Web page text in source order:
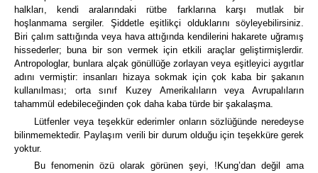
halkları, kendi aralarındaki rütbe farklarına karşı mutlak bir
hoşlanmama sergiler.
Şiddetle eşitlikçi olduklarını söyleyebilirsiniz.
Biri çalım sattığında veya hava attığında kendilerini hakarete uğramış
hissederler; buna bir son vermek için etkili araçlar geliştirmişlerdir.
Antropologlar, bunlara alçak gönüllüğe zorlayan veya eşitleyici aygıtlar
adını vermiştir: insanları hizaya sokmak için çok kaba bir şakanın
kullanılması; orta sınıf Kuzey Amerikalıların veya Avrupalıların
tahammül edebileceğinden çok daha kaba türde bir şakalaşma.
Lütfenler veya teşekkür ederimler onların sözlüğünde neredeyse
bilinmemektedir. Paylaşım verili bir durum olduğu için teşekküre gerek
yoktur.
Bu fenomenin özü olarak görünen şeyi, !Kung’dan değil ama